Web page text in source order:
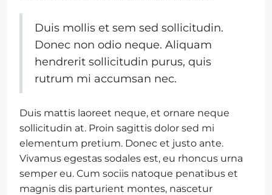
Duis mollis et sem sed sollicitudin.
Donec non odio neque. Aliquam
hendrerit sollicitudin purus, quis
rutrum mi accumsan nec.
Duis mattis laoreet neque, et ornare neque
sollicitudin at. Proin sagittis dolor sed mi
elementum pretium. Donec et justo ante.
Vivamus egestas sodales est, eu rhoncus urna
semper eu. Cum sociis natoque penatibus et
magnis dis parturient montes, nascetur